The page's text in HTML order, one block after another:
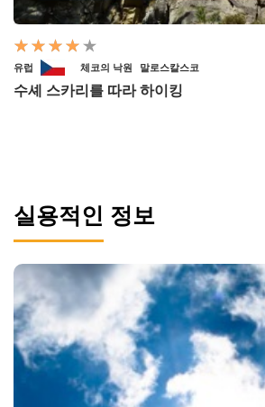
유럽 체코의 낙원 말로스칼스코
수셰 스카리를 따라 하이킹
실용적인 정보